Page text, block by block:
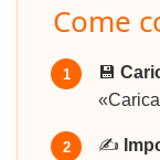
Come
1 💾
2 ✍️